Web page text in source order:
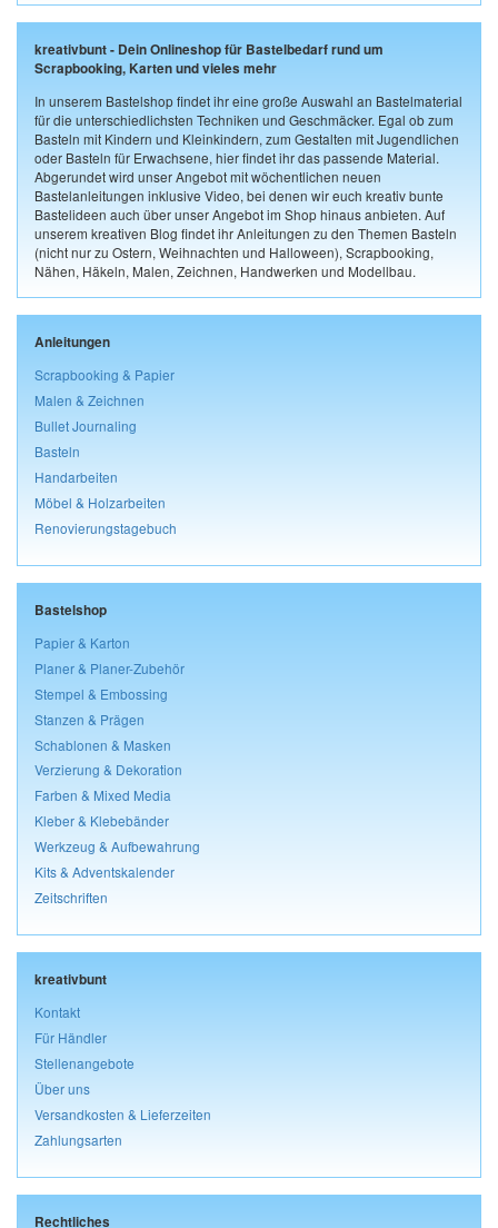
kreativbunt - Dein Onlineshop für Bastelbedarf rund um
Scrapbooking, Karten und vieles mehr
In unserem Bastelshop findet ihr eine große Auswahl an Bastelmaterial
für die unterschiedlichsten Techniken und Geschmäcker. Egal ob zum
Basteln mit Kindern und Kleinkindern, zum Gestalten mit Jugendlichen
oder Basteln für Erwachsene, hier findet ihr das passende Material.
Abgerundet wird unser Angebot mit wöchentlichen neuen
Bastelanleitungen inklusive Video, bei denen wir euch kreativ bunte
Bastelideen auch über unser Angebot im Shop hinaus anbieten. Auf
unserem kreativen Blog findet ihr Anleitungen zu den Themen Basteln
(nicht nur zu Ostern, Weihnachten und Halloween), Scrapbooking,
Nähen, Häkeln, Malen, Zeichnen, Handwerken und Modellbau.
Anleitungen
Scrapbooking & Papier
Malen & Zeichnen
Bullet Journaling
Basteln
Handarbeiten
Möbel & Holzarbeiten
Renovierungstagebuch
Bastelshop
Papier & Karton
Planer & Planer-Zubehör
Stempel & Embossing
Stanzen & Prägen
Schablonen & Masken
Verzierung & Dekoration
Farben & Mixed Media
Kleber & Klebebänder
Werkzeug & Aufbewahrung
Kits & Adventskalender
Zeitschriften
kreativbunt
Kontakt
Für Händler
Stellenangebote
Über uns
Versandkosten & Lieferzeiten
Zahlungsarten
Rechtliches